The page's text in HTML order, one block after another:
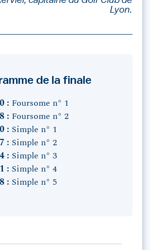
Lyon.
de la finale
: Foursome n° 1
: Foursome n° 2
: Simple n° 1
: Simple n° 2
: Simple n° 3
: Simple n° 4
: Simple n° 5